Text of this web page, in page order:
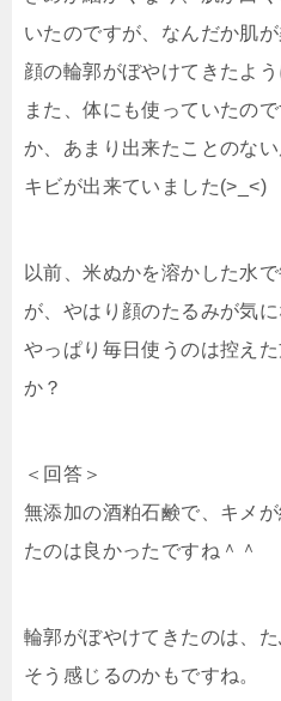
いたのですが、なんだか肌
顔の輪郭がぼやけてきたよう
また、体にも使っていたの
か、あまり出来たことのな
キビが出来ていました(>_<)
以前、米ぬかを溶かした水
が、やはり顔のたるみが気に
やっぱり毎日使うのは控え
か？
＜回答＞
無添加の酒粕石鹸で、キメ
たのは良かったですね＾＾
輪郭がぼやけてきたのは、
そう感じるのかもですね。